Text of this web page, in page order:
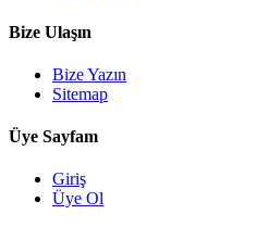
Bize Ulaşın
Bize Yazın
Sitemap
Üye Sayfam
Giriş
Üye Ol